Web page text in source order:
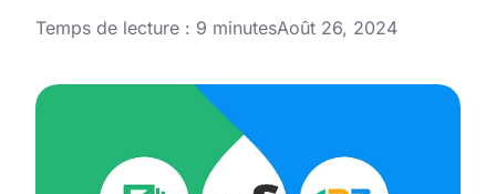
Temps de lecture : 9 minutesAoût 26, 2024